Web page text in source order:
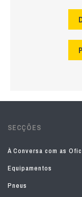
SECÇÕES
À Conversa com as
Equipamentos
Pneus